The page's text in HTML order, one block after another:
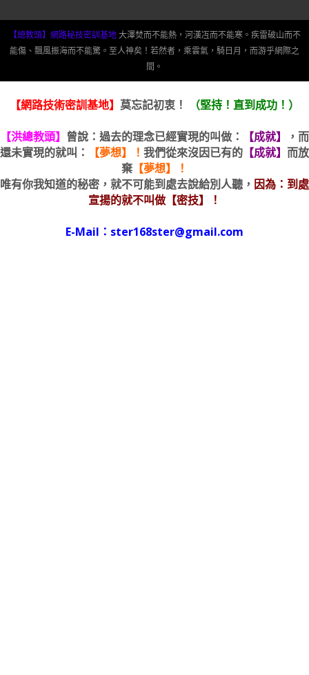
【總教頭】網路秘技密訓基地大澤焚而不能熱，河漢冱而不能寒。疾雷破山而不
能傷、飄風振海而不能驚。至人神矣！若然者，乘雲氣，騎日月，而游乎網際之
間。
【網路技術密訓基地】 莫忘記初衷！ （堅持！直到成功！）
【洪總教頭】 曾說：過去的理念已經實現的叫做： 【成就】
，而
還未實現的就叫：
【夢想】！ 我們從來沒因已有的 【成就】 而放
棄 【夢想】！
唯有你我知道的秘密，就不可能到處去說給別人聽， 因為：到處
宣揚的就不叫做【密技】！
E-Mail：ster168ster@gmail.com